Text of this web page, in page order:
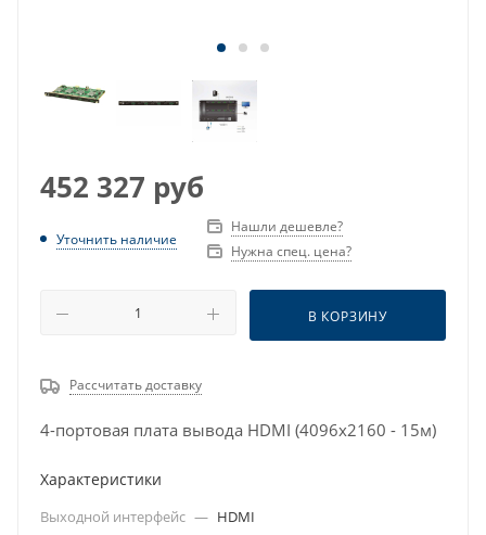
452 327 руб
Уточнить наличие
Нашли дешевле?
Нужна спец. цена?
В КОРЗИНУ
Рассчитать доставку
4-портовая плата вывода HDMI (4096x2160 - 15м)
Характеристики
Выходной интерфейс — HDMI